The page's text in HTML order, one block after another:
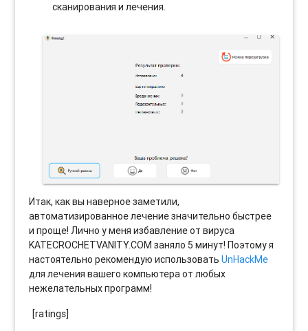
сканирования и лечения.
Итак, как вы наверное заметили,
автоматизированное лечение значительно быстрее
и проще! Лично у меня избавление от вируса
KATECROCHETVANITY.COM заняло 5 минут! Поэтому я
настоятельно рекомендую использоватьUnHackMe
для лечения вашего компьютера от любых
нежелательных программ!
[ratings]